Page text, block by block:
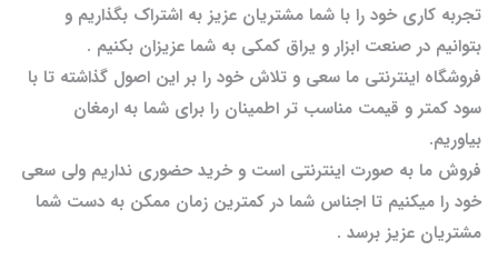
تجربه کاری خود را با شما مشتریان عزیز به اشتراک بگذاریم و
بتوانیم در صنعت ابزار و یراق کمکی به شما عزیزان بکنیم .
فروشگاه اینترنتی ما سعی و تلاش خود را بر این اصول گذاشته تا با
سود کمتر و قیمت مناسب تر اطمینان را برای شما به ارمغان
بیاوریم.
فروش ما به صورت اینترنتی است و خرید حضوری نداریم ولی سعی
خود را میکنیم تا اجناس شما در کمترین زمان ممکن به دست شما
مشتریان عزیز برسد .